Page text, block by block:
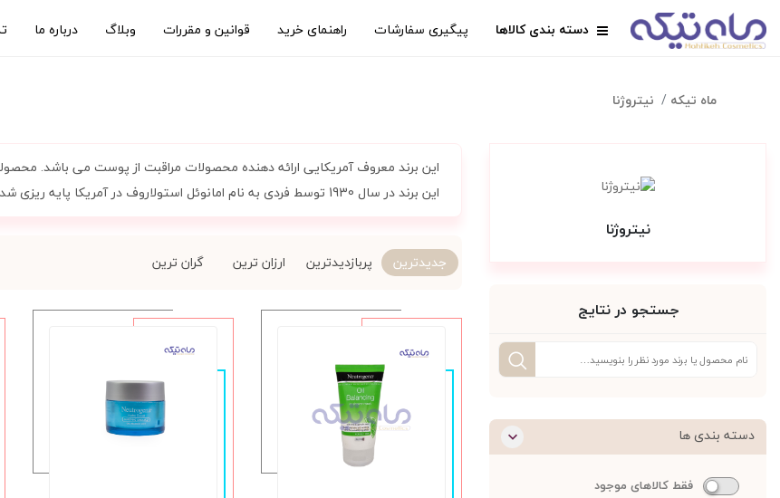
دسته بندی کالاها پیگیری سفارشات راهنمای خرید قوانین و مقررات وبلاگ درباره ما
ماه تیکه نیتروژنا
نیتروژنا
جستجو در نتایج
دسته بندی ها
فقط کالاهای موجود
این برند معروف آمریکایی ارائه دهنده محصولات مراقبت از پوست می باشد.
این برند در سال 1930 توسط فردی به نام امانوئل استولاروف در آمریکا پایه ریزی شد و در سال 1980 به عرصه محصولات مراقبت از مو وارد شد.
جدیدترین پربازدیدترین ارزان ترین گران ترین